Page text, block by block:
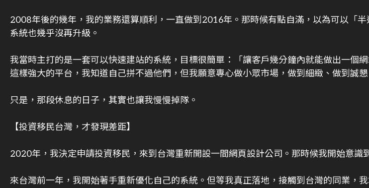
2008年後的幾年，我的業務還算順利，一直做到2016年。那時候有點自滿，以為可以「半
系統也幾乎沒再升級。
我當時主打的是一套可以快速建站的系統，目標很簡單：「讓客戶幾分鐘內就能做出一個
這樣強大的平台，我知道自己拼不過他們，但我願意專心做小眾市場，做到細緻、做到誠懇
只是，那段休息的日子，其實也讓我慢慢掉隊。
【投資移民台灣，才發現差距】
2020年，我決定申請投資移民，來到台灣重新開設一間網頁設計公司。那時候我開始意識
來台灣前一年，我開始著手重新優化自己的系統。但等我真正落地，接觸到台灣的同業，